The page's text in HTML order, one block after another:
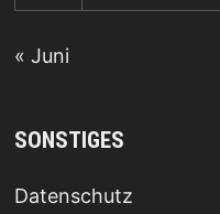
« Juni
SONSTIGES
Datenschutz